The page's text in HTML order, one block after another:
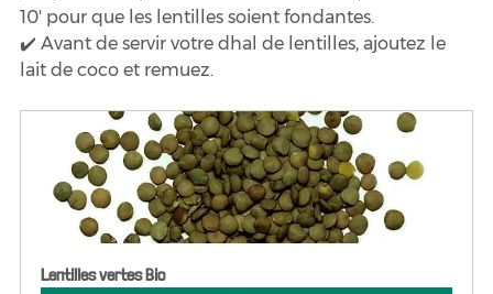
10' pour que les lentilles soient fondantes.
✔️ Avant de servir votre dhal de lentilles, ajoutez le
lait de coco et remuez.
Lentilles vertes Bio